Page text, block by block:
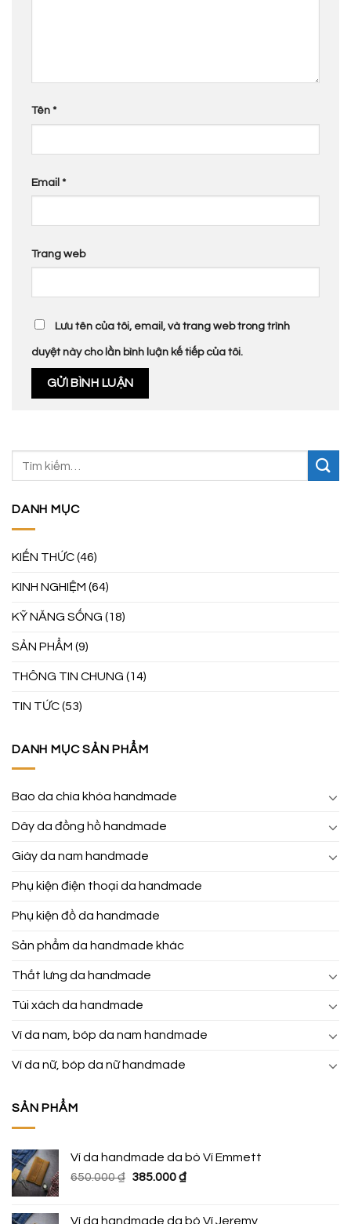
DANH MỤC
KIẾN THỨC(46)
KINH NGHIỆM (64)
KỸ NĂNG SỐNG (18)
SẢN PHẨM (9)
THÔNG TIN CHUNG (14)
TIN TỨC(53)
DANH MỤC SẢN PHẨM
Bao da chìa khóa handmade
Dây da đồng hồ handmade
Giày da nam handmade
Phụ kiện điện thoại da handmade
Phụ kiện đồ da handmade
Sản phẩm da handmade khác
Thắt lưng da handmade
Túi xách da handmade
Ví da nam, bóp da nam handmade
Ví da nữ, bóp da nữ handmade
SẢN PHẨM
Ví da handmade da bò Ví Emmett
650.000₫ Giá
385.000₫Giá
Ví da handmade da bò Ví Jeremy
Tên *
Email *
Trang web
Lưu tên của tôi, email, và trang web trong trình
duyệt này cho lần bình luận kế tiếp của tôi.